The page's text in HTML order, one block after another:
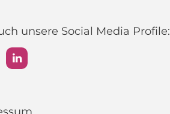
unsere Social Media Profile: